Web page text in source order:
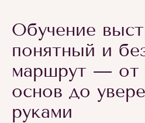
Обучение
понятный и
маршрут — от
основ до
руками